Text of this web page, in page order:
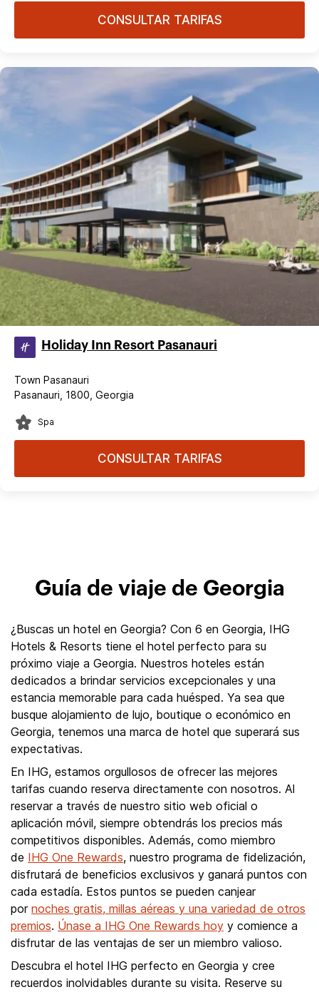
CONSULTAR TARIFAS
Holiday Inn Resort Pasanauri
Town Pasanauri
Pasanauri, 1800, Georgia
Spa
CONSULTAR TARIFAS
Guía de viaje de Georgia
¿Buscas un hotel en Georgia? Con 6 en Georgia, IHG
Hotels & Resorts tiene el hotel perfecto para su
próximo viaje a Georgia. Nuestros hoteles están
dedicados a brindar servicios excepcionales y una
estancia memorable para cada huésped. Ya sea que
busque alojamiento de lujo, boutique o económico en
Georgia, tenemos una marca de hotel que superará sus
expectativas.
En IHG, estamos orgullosos de ofrecer las mejores
tarifas cuando reserva directamente con nosotros. Al
reservar a través de nuestro sitio web oficial o
aplicación móvil, siempre obtendrás los precios más
competitivos disponibles. Además, como miembro
de IHG One Rewards, nuestro programa de fidelización,
disfrutará de beneficios exclusivos y ganará puntos con
cada estadía. Estos puntos se pueden canjear
por noches gratis, millas aéreas y una variedad de otros
premios. Únase a IHG One Rewards hoy y comience a
disfrutar de las ventajas de ser un miembro valioso.
Descubra el hotel IHG perfecto en Georgia y cree
recuerdos inolvidables durante su visita. Reserve su